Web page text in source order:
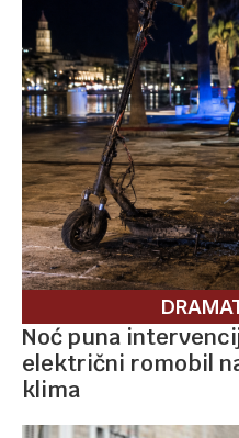
Noć puna
električni romobil
klima